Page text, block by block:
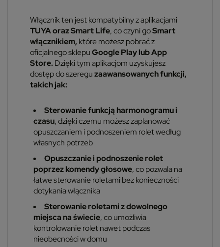
Włącznik ten jest kompatybilny z aplikacjami
TUYA oraz Smart Life, co czyni goSmart
włącznikiem, które możesz pobrać z
oficjalnego sklepuGoogle Play lub App
Store. Dzięki tym aplikacjom uzyskujesz
dostęp do szereguzaawansowanych funkcji,
takich jak:
Sterowanie funkcją harmonogramu i
czasu, dzięki czemu możesz zaplanować
opuszczaniem i podnoszeniem rolet według
własnych potrzeb
Opuszczanie i podnoszenie rolet
poprzez komendy głosowe, co pozwala na
łatwe sterowanie roletami bez konieczności
dotykania włącznika
Sterowanie roletami z dowolnego
miejsca na świecie, co umożliwia
kontrolowanie rolet nawet podczas
nieobecności w domu